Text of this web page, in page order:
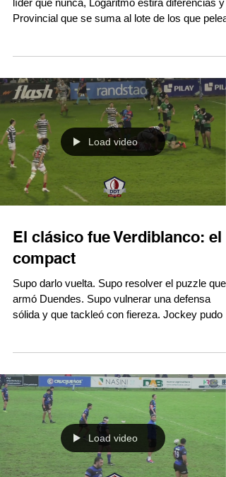
Jockey ganó el clásico, Estudiantes sigue más
líder que nunca, Logaritmo estira diferencias y
por un lugar entre los 4 de arriba. Aquí todos los
División Universitario R 31 - 24 Old Resian
Rowing 29 - 29 Santa Fe Rugby Jockey VT 37
15 Santa Fe rugby CRAI 28 - 32 GER
Posiciones Estudiantes 31 Santa Fe Rugby 27
Duendes 25 GER 25 CRAI 23 Jockey (R) 19
Rowing 18 Universitario (R) 17 Old Resian
Load video
El clásico fue Verdiblanco: el
compact
Supo darlo vuelta. Supo resolver el puzzle que
armó Duendes. Supo vulnerar una defensa
supo como ganarle al verdinegro y aquí está el
bicampeón. #TRLenDDT
Load video